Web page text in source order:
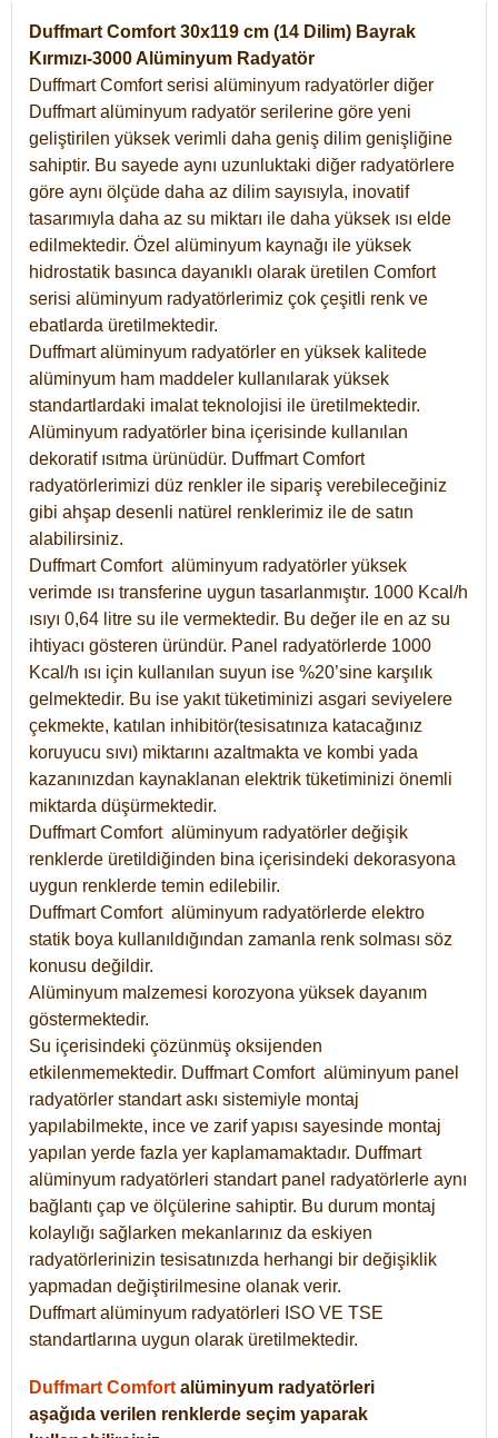
Duffmart Comfort 30x119 cm (14 Dilim) Bayrak
Kırmızı-3000 Alüminyum Radyatör
Duffmart Comfort serisi alüminyum radyatörler diğer
Duffmart alüminyum radyatör serilerine göre yeni
geliştirilen yüksek verimli daha geniş dilim genişliğine
sahiptir. Bu sayede aynı uzunluktaki diğer radyatörlere
göre aynı ölçüde daha az dilim sayısıyla, inovatif
tasarımıyla daha az su miktarı ile daha yüksek ısı elde
edilmektedir. Özel alüminyum kaynağı ile yüksek
hidrostatik basınca dayanıklı olarak üretilen Comfort
serisi alüminyum radyatörlerimiz çok çeşitli renk ve
ebatlarda üretilmektedir.
Duffmart alüminyum radyatörler en yüksek kalitede
alüminyum ham maddeler kullanılarak yüksek
standartlardaki imalat teknolojisi ile üretilmektedir.
Alüminyum radyatörler bina içerisinde kullanılan
dekoratif ısıtma ürünüdür. Duffmart Comfort
radyatörlerimizi düz renkler ile sipariş verebileceğiniz
gibi ahşap desenli natürel renklerimiz ile de satın
alabilirsiniz.
Duffmart Comfort alüminyum radyatörler yüksek
verimde ısı transferine uygun tasarlanmıştır. 1000 Kcal/h
ısıyı 0,64 litre su ile vermektedir. Bu değer ile en az su
ihtiyacı gösteren üründür. Panel radyatörlerde 1000
Kcal/h ısı için kullanılan suyun ise %20’sine karşılık
gelmektedir. Bu ise yakıt tüketiminizi asgari seviyelere
çekmekte, katılan inhibitör(tesisatınıza katacağınız
koruyucu sıvı) miktarını azaltmakta ve kombi yada
kazanınızdan kaynaklanan elektrik tüketiminizi önemli
miktarda düşürmektedir.
Duffmart Comfort alüminyum radyatörler değişik
renklerde üretildiğinden bina içerisindeki dekorasyona
uygun renklerde temin edilebilir.
DuffmartComfort alüminyum radyatörlerde elektro
statik boya kullanıldığından zamanla renk solması söz
konusu değildir.
Alüminyum malzemesi korozyona yüksek dayanım
göstermektedir.
Su içerisindeki çözünmüş oksijenden
etkilenmemektedir. DuffmartComfort alüminyum panel
radyatörler standart askı sistemiyle montaj
yapılabilmekte, ince ve zarif yapısı sayesinde montaj
yapılan yerde fazla yer kaplamamaktadır. Duffmart
alüminyum radyatörleri standart panel radyatörlerle aynı
bağlantı çap ve ölçülerine sahiptir. Bu durum montaj
kolaylığı sağlarken mekanlarınız da eskiyen
radyatörlerinizin tesisatınızda herhangi bir değişiklik
yapmadan değiştirilmesine olanak verir.
Duffmart alüminyum radyatörleri ISO VE TSE
standartlarına uygun olarak üretilmektedir.
Duffmart Comfort alüminyum radyatörleri
aşağıda verilen renklerde seçim yaparak